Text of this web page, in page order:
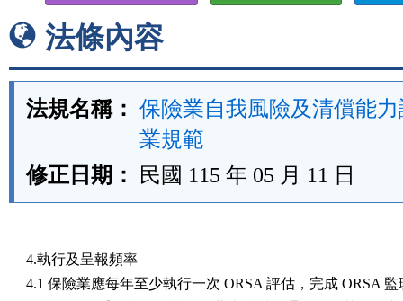
法條內容
法規名稱： 保險業自我風險及清償能
業規範
修正日期：
民國 115 年 05 月 11 日
4.執行及呈報頻率
4.1 保險業應每年至少執行一次 ORSA 評估，完成 ORSA